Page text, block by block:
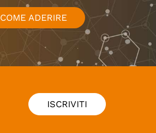
COME ADERIRE
ISCRIVITI